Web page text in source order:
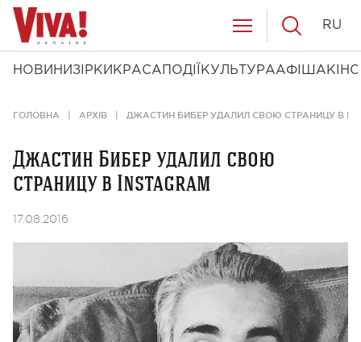
НОВИНИ ЗІРКИ КРАСА ПОДІЇ КУЛЬТУРААФІША КІНО
RU
ГОЛОВНА АРХІВ ДЖАСТИН БИБЕР УДАЛИЛ СВОЮ СТРАНИЦУ В
Джастин Бибер удалил свою
страницу в Instagram
17.08.2016